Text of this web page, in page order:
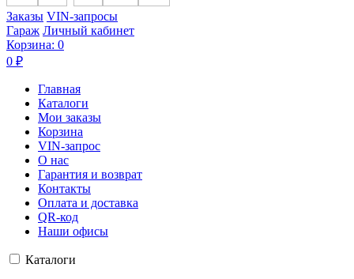
Заказы VIN-запросы
Гараж Личный кабинет
Корзина: 0
0 ₽
Главная
Каталоги
Мои заказы
Корзина
VIN-запрос
О нас
Гарантия и возврат
Контакты
Оплата и доставка
QR-код
Наши офисы
Каталоги